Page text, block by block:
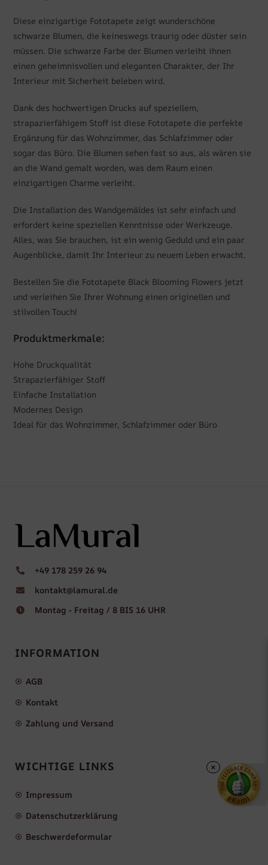
Diese einzigartige Fototapete zeigt wunderschöne
schwarze Blumen, die keineswegs traurig oder düster sein
müssen. Die schwarze Farbe der Blumen verleiht ihnen
einen geheimnisvollen und eleganten Charakter, der Ihr
Interieur mit Sicherheit beleben wird.
Dank des hochwertigen Drucks auf speziellem,
strapazierfähigem Stoff ist diese Fototapete die perfekte
Ergänzung für das Wohnzimmer, das Schlafzimmer oder
sogar das Büro. Die Blumen sehen fast so aus, als wären sie
an die Wand gemalt worden, was dem Raum einen
einzigartigen Charme verleiht.
Die Installation des Wandgemäldes ist sehr einfach und
erfordert keine speziellen Kenntnisse oder Werkzeuge.
Alles, was Sie brauchen, ist ein wenig Geduld und ein paar
Augenblicke, damit Ihr Interieur zu neuem Leben erwacht.
Bestellen Sie die Fototapete Black Blooming Flowers jetzt
und verleihen Sie Ihrer Wohnung einen originellen und
stilvollen Touch!
Produktmerkmale:
Hohe Druckqualität
Strapazierfähiger Stoff
Einfache Installation
Modernes Design
Ideal für das Wohnzimmer, Schlafzimmer oder Büro
+49 178 259 26 94
kontakt@lamural.de
Montag - Freitag / 8 BIS 16 UHR
INFORMATION
AGB
Kontakt
Zahlung und Versand
WICHTIGE LINKS
Impressum
Datenschutzerklärung
Beschwerdeformular
×